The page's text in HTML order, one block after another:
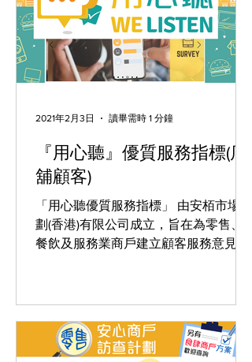
『用心聽』優質服務指標(店
舖顧客)
「用心聽優質服務指標」 由安栢市場策
劃(香港)有限公司成立，旨在為零售、
餐飲及服務業商戶建立顧客服務意見收
希望藉著商戶提供消費獎賞，能鼓勵顧
客提供意見，並吸引顧客於短期內再...
2021年2月3日 讀畢需時 1 分鐘